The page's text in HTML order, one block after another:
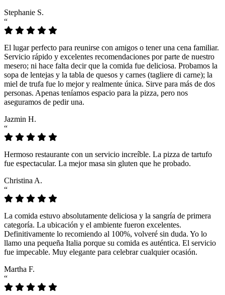
Stephanie S.
“
El lugar perfecto para reunirse con amigos o tener una cena familiar.
Servicio rápido y excelentes recomendaciones por parte de nuestro
mesero; ni hace falta decir que la comida fue deliciosa. Probamos la
sopa de lentejas y la tabla de quesos y carnes (tagliere di carne); la
miel de trufa fue lo mejor y realmente única. Sirve para más de dos
personas. Apenas teníamos espacio para la pizza, pero nos
aseguramos de pedir una.
Jazmin H.
“
Hermoso restaurante con un servicio increíble. La pizza de tartufo
fue espectacular. La mejor masa sin gluten que he probado.
Christina A.
“
La comida estuvo absolutamente deliciosa y la sangría de primera
categoría. La ubicación y el ambiente fueron excelentes.
Definitivamente lo recomiendo al 100%, volveré sin duda. Yo lo
llamo una pequeña Italia porque su comida es auténtica. El servicio
fue impecable. Muy elegante para celebrar cualquier ocasión.
Martha F.
“